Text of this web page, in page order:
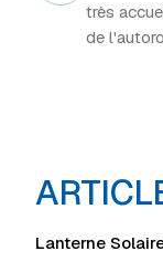
très
de
Lanterne